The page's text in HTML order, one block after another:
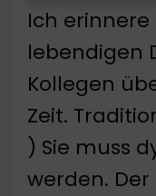
Ich
lebendigen
Kollegen
Zeit.
) Sie muss
werden.